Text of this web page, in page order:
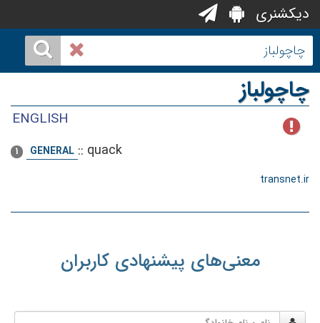
دیکشنری
چاچولباز
ENGLISH
1 GENERAL :: quack
transnet.ir
معنی‌های پیشنهادی کاربران